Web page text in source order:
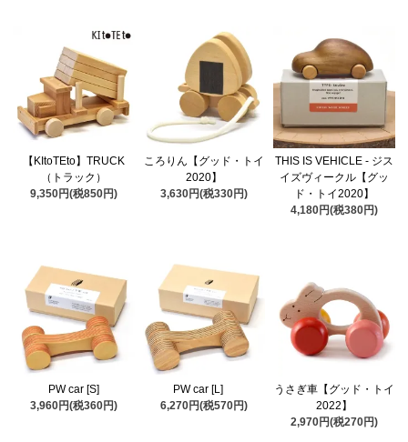
【KItoTEto】TRUCK
（トラック）
9,350円(税850円)
ころりん【グッド・トイ
2020】
3,630円(税330円)
THIS IS VEHICLE - ジス
イズヴィークル【グッ
ド・トイ2020】
4,180円(税380円)
PW car [S]
3,960円(税360円)
PW car [L]
6,270円(税570円)
うさぎ車【グッド・トイ
2022】
2,970円(税270円)